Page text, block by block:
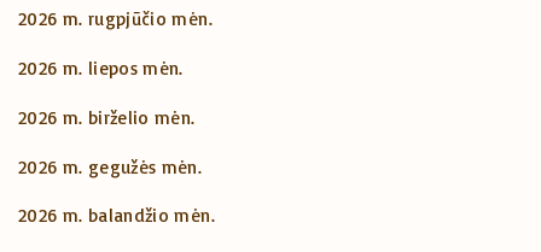
2026 m. rugpjūčio mėn.
2026 m. liepos mėn.
2026 m. birželio mėn.
2026 m. gegužės mėn.
2026 m. balandžio mėn.